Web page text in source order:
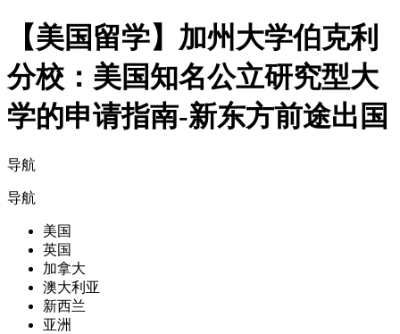
【美国留学】加州大学伯克利
分校：美国知名公立研究型大
学的申请指南-新东方前途出国
导航
导航
美国
英国
加拿大
澳大利亚
新西兰
亚洲